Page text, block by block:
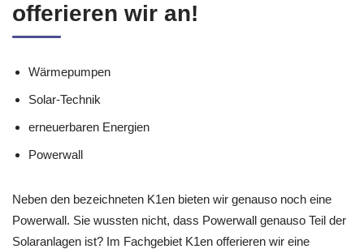
offerieren wir an!
Wärmepumpen
Solar-Technik
erneuerbaren Energien
Powerwall
Neben den bezeichneten K1en bieten wir genauso noch eine
Powerwall. Sie wussten nicht, dass Powerwall genauso Teil der
Solaranlagen ist? Im Fachgebiet K1en offerieren wir eine